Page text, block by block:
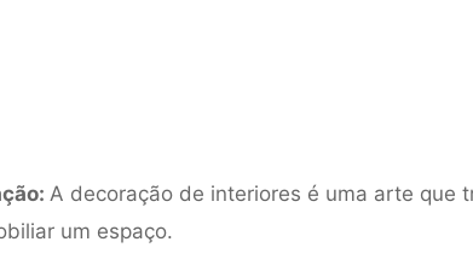
A decoração de interiores é uma arte que
um espaço.